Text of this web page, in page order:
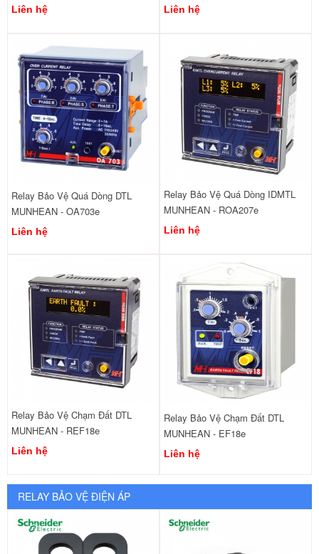
Liên hệ Liên hệ
Relay Bảo Vệ Quá Dòng DTL
MUNHEAN - OA703e
Liên hệ
Relay Bảo Vệ Quá Dòng IDMTL
MUNHEAN - ROA207e
Liên hệ
Relay Bảo Vệ Chạm Đất DTL
MUNHEAN - REF18e
Liên hệ
Relay Bảo Vệ Chạm Đất DTL
MUNHEAN - EF18e
Liên hệ
RELAY BẢO VỆ ĐIỆN ÁP